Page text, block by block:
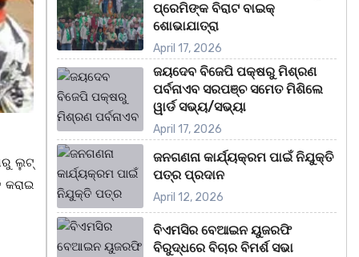
ଲୁଟ୍
କରାଇ
ପ୍ରେମିଙ୍କ ବିରାଟ ବାଇକ୍
ଶୋଭାଯାତ୍ରା
April 17, 2026
ଜୟଦେବ ବିଜେପି ପକ୍ଷରୁ ମିଶ୍ରଣ
ପର୍ବନାଏବ ସରପଞ୍ଚ ସମେତ ମିଶିଲେ
ୱାର୍ଡ ସଭ୍ୟ/ସଭ୍ୟା
April 17, 2026
ଜନଗଣନା କାର୍ଯ୍ୟକ୍ରମ ପାଇଁ ନିଯୁକ୍ତି
ପତ୍ର ପ୍ରଦାନ
April 12, 2026
ବିଏମସିର ବେଆଇନ ୟୁଜରଫି
ବିରୁଦ୍ଧରେ ବିଚାର ବିମର୍ଶ ସଭା